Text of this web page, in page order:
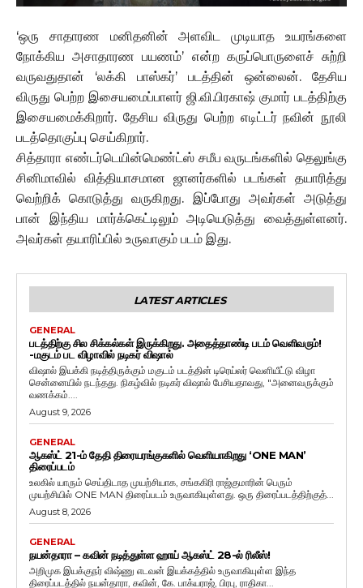
‘ஒரு சாதாரண மனிதனின் அளவிட முடியாத உயரங்களை
நோக்கிய அசாதாரண பயணம்’ என்ற கருப்பொருளைச் சுற்றி
வருவதுதான் ‘லக்கி பாஸ்கர்’ படத்தின் ஒன்லைன். தேசிய
விருது பெற்ற இசையமைப்பாளர் ஜி.வி.பிரகாஷ் குமார் படத்திற்கு
இசையமைக்கிறார். தேசிய விருது பெற்ற எடிட்டர் நவின் நூலி
படத்தொகுப்பு செய்கிறார்.
சித்தாரா எண்டர்டெயின்மெண்ட்ஸ் சமீப வருடங்களில் தெலுங்கு
சினிமாவில் வித்தியாசமான ஜானர்களில் படங்கள் தயாரித்து
வெற்றிக் கொடுத்து வருகிறது. இப்போது அவர்கள் அடுத்து
பான் இந்திய மார்க்கெட்டிலும் அடியெடுத்து வைத்துள்ளனர்.
அவர்கள் தயாரிப்பில் உருவாகும் படம் இது.
LATEST ARTICLES
GENERAL
படத்திற்கு சில சிக்கல்கள் இருக்கிறது. அதைத்தாண்டி படம் வெளிவரும்!
-மகுடம் பட விழாவில் நடிகர் விஷால்
விஷால் இயக்கி நடித்திருக்கும் மகுடம் படத்தின் டிரெய்லர் வெளியீட்டு விழா
சென்னையில் நடந்தது. நிகழ்வில் நடிகர் விஷால் பேசியதாவது, "அனைவருக்கும்
வணக்கம்....
August 9, 2026
GENERAL
ஆகஸ்ட் 21-ம் தேதி திரையரங்குகளில் வெளியாகிறது ‘ONE MAN’
திரைப்படம்
உலகில் யாரும் செய்திடாத முயற்சியாக, சங்ககிரி ராஜ்குமாரின் பெரும்
முயற்சியில் ONE MAN திரைப்படம் உருவாகியுள்ளது. ஒரு திரைப்படத்திற்குத்...
August 8, 2026
GENERAL
நயன்தாரா – கவின் நடித்துள்ள ஹாய் ஆகஸ்ட் 28-ல் ரிலீஸ்!
அறிமுக இயக்குநர் விஷ்ணு எடவன் இயக்கத்தில் உருவாகியுள்ள இந்த
திரைப்படத்தில் நயன்தாரா, கவின், கே. பாக்யராஜ், பிரபு, ராதிகா...